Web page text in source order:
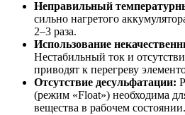
Неправильный
сильно нагретого
2–3 раза.
Использование
Нестабильный ток и
приводят к перегреву
Отсутствие десульфатации:
(режим «Float») необходима
вещества в рабочем состоянии.